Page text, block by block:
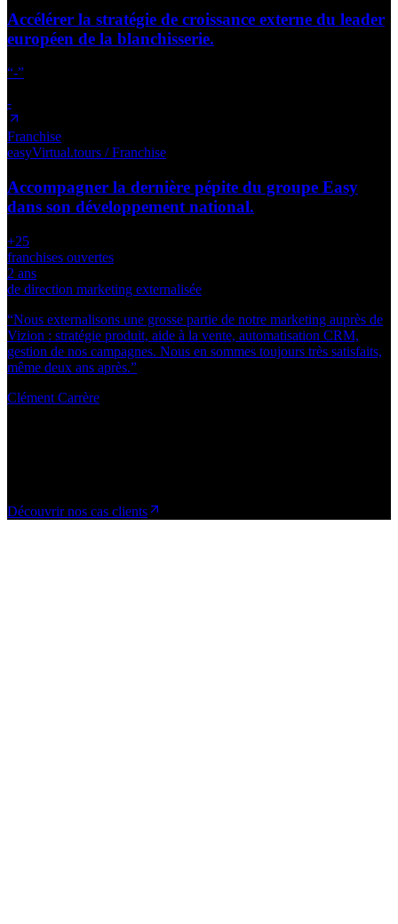
Accélérer la stratégie de croissance externe du leader
européen de la blanchisserie.
“-”
-
Franchise
easyVirtual.tours / Franchise
Accompagner la dernière pépite du groupe Easy
dans son développement national.
+25
franchises ouvertes
2 ans
de direction marketing externalisée
“Nous externalisons une grosse partie de notre marketing auprès de
Vizion : stratégie produit, aide à la vente, automatisation CRM,
gestion de nos campagnes. Nous en sommes toujours très satisfaits,
même deux ans après.”
Clément Carrère
Découvrir nos cas clients